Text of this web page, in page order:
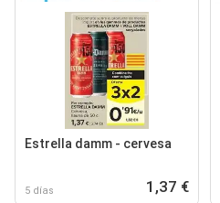
Estrella damm - cervesa
5 días 1,37 €